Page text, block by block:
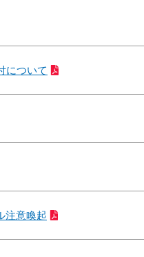
について
注意喚起